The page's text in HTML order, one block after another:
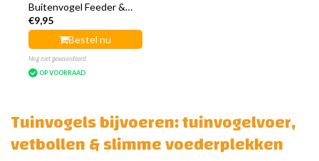
Buitenvogel Feeder &
Vetblok 395 gram
€9,95
Bestel nu
Nog niet gewaardeerd
OP VOORRAAD
Tuinvogels bijvoeren: tuinvogelvoer,
vetbollen & slimme voederplekken